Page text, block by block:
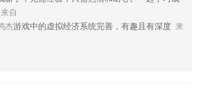
来自
杰游戏中的虚拟经济系统完善，有趣且有深度 来